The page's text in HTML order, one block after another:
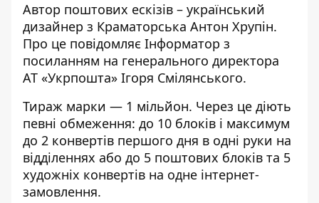
Автор поштових ескізів – український
дизайнер з Краматорська Антон Хрупін.
Про це повідомляє Інформатор з
посиланням на генерального директора
АТ «Укрпошта» Ігоря Смілянського.
Тираж марки — 1 мільйон. Через це діють
певні обмеження: до 10 блоків і максимум
до 2 конвертів першого дня в одні руки на
відділеннях або до 5 поштових блоків та 5
художніх конвертів на одне інтернет-
замовлення.